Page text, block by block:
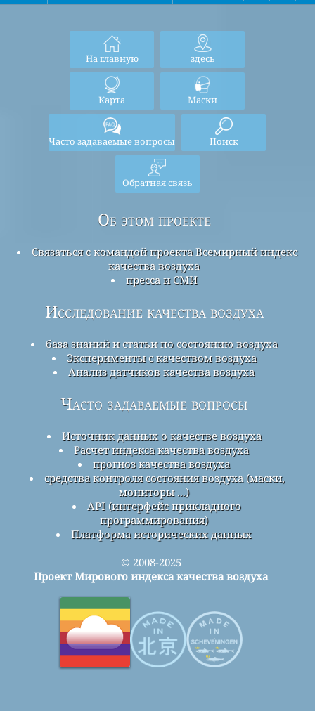
На главную здесь
Карта Маски
Часто задаваемые вопросы Поиск
Обратная связь
Об этом проекте
Связаться с командой проекта Всемирный индекс
качества воздуха
пресса и СМИ
Исследование качества воздуха
база знаний и статьи по состоянию воздуха
Эксперименты с качеством воздуха
Анализ датчиков качества воздуха
Часто задаваемые вопросы
Источник данных о качестве воздуха
Расчет индекса качества воздуха
прогноз качества воздуха
средства контроля состояния воздуха (маски,
мониторы ...)
API (интерфейс прикладного
программирования)
Платформа исторических данных
© 2008-2025
Проект Мирового индекса качества воздуха